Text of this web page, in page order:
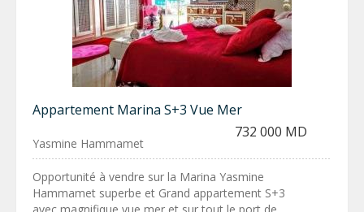
Appartement Marina S+3 Vue Mer
732 000 MD
Yasmine Hammamet
Opportunité à vendre sur la Marina Yasmine
Hammamet superbe et Grand appartement S+3